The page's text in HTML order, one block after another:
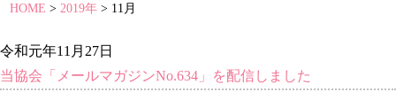
HOME >2019年 > 11月
令和元年11月27日
当協会「メールマガジンNo.634」を配信しました